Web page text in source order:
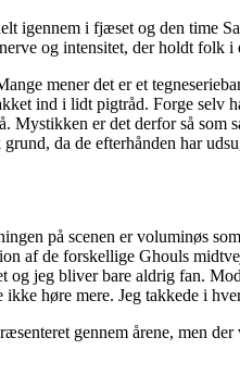
igennem i fjæset og den time
og intensitet, der holdt folk i
mener det er et
ind i lidt pigtråd. Forge selv
er det derfor så
da de efterhånden har
på scenen er voluminøs
af de forskellige Ghouls
jeg bliver bare aldrig fan.
høre mere. Jeg takkede i
gennem årene, men